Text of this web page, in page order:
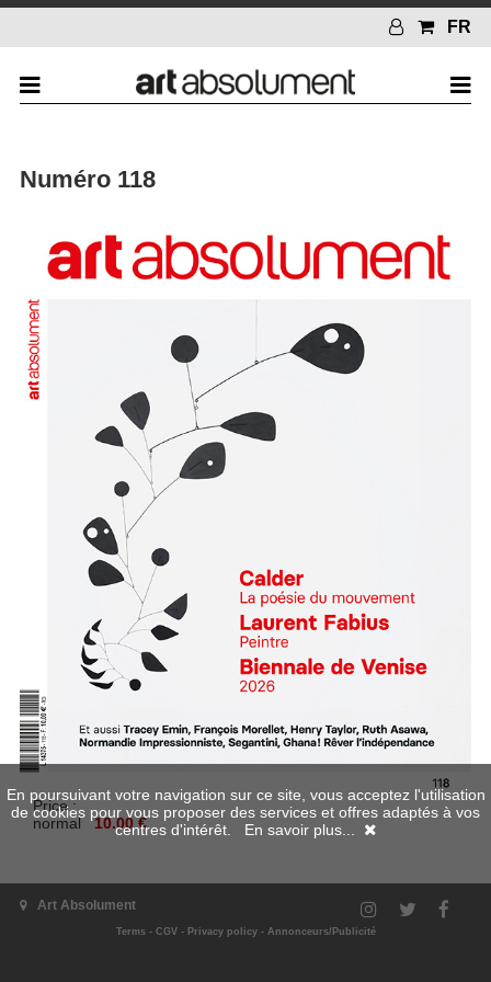
FR
Numéro 118
Price :
normal
10.00 €
Art Absolument
Terms- CGV- Privacy policy- Annonceurs/Publicité
En poursuivant votre navigation sur ce site, vous acceptez l'utilisation
de cookies pour vous proposer des services et offres adaptés à vos
centres d'intérêt. En savoir plus...